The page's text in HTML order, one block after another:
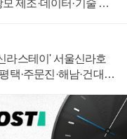
제조·데이터·기술 결
라스테이' 서울신라호
택·주문진·해남·건대로